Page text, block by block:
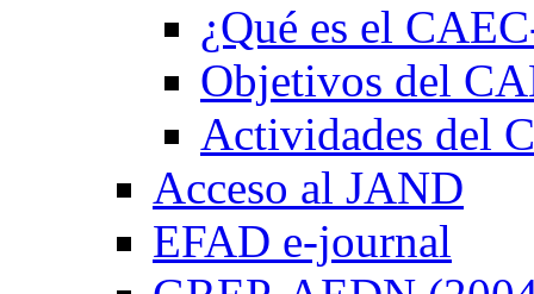
¿Qué es el
Objetivos del
Actividades del
Acceso al JAND
EFAD e-journal